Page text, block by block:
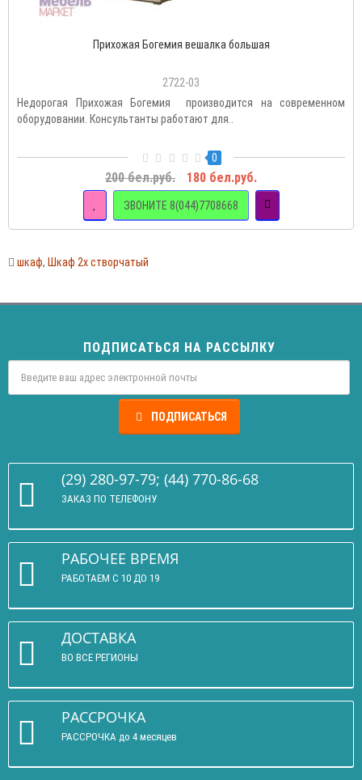
Прихожая Богемия вешалка большая
2722-03
Недорогая Прихожая Богемия производится на современном
оборудовании. Консультанты работают для..
0
200 бел.руб. 180 бел.руб.
ЗВОНИТЕ 8(044)7708668
шкаф, Шкаф 2х створчатый
ПОДПИСАТЬСЯ НА РАССЫЛКУ
ПОДПИСАТЬСЯ
(29) 280-97-79; (44) 770-86-68
ЗАКАЗ ПО ТЕЛЕФОНУ
РАБОЧЕЕ ВРЕМЯ
РАБОТАЕМ С 10 ДО 19
ДОСТАВКА
ВО ВСЕ РЕГИОНЫ
РАССРОЧКА
РАССРОЧКА до 4 месяцев